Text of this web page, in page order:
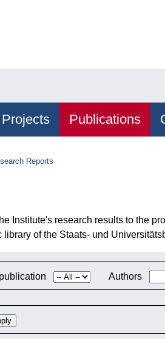
Projects Publications
Reports
Institute's research results to the
of the Staats- und
Authors